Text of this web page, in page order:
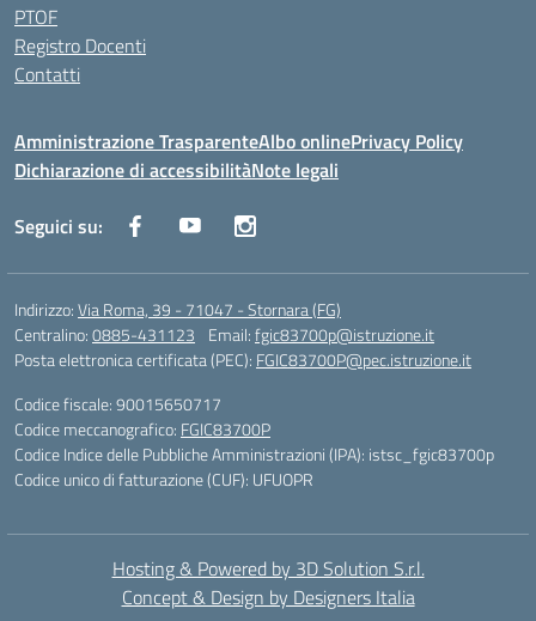
PTOF
Registro Docenti
Contatti
Amministrazione TrasparenteAlbo onlinePrivacy Policy
Dichiarazione di accessibilitàNote legali
Seguici su:
Indirizzo:Via Roma, 39 - 71047 - Stornara (FG)
Centralino:0885-431123 Email:fgic83700p@istruzione.it
Posta elettronica certificata (PEC): FGIC83700P@pec.istruzione.it
Codice fiscale: 90015650717
Codice meccanografico: FGIC83700P
Codice Indice delle Pubbliche Amministrazioni (IPA): istsc_fgic83700p
Codice unico di fatturazione (CUF): UFUOPR
Hosting & Powered by 3D Solution S.r.l.
Concept & Design by Designers Italia